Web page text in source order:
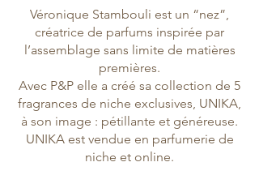
Véronique Stambouli est un “nez”,
créatrice de parfums inspirée par
l’assemblage sans limite de matières
premières.
Avec P&P elle a créé sa collection de 5
fragrances de niche exclusives, UNIKA,
à son image : pétillante et généreuse.
UNIKA est vendue en parfumerie de
niche et online.